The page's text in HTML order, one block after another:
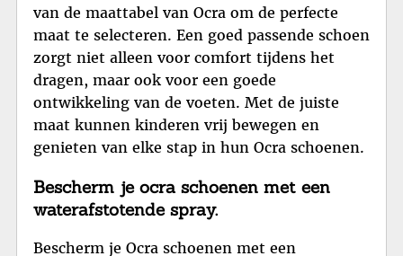
van de maattabel van Ocra om de perfecte
maat te selecteren. Een goed passende schoen
zorgt niet alleen voor comfort tijdens het
dragen, maar ook voor een goede
ontwikkeling van de voeten. Met de juiste
maat kunnen kinderen vrij bewegen en
genieten van elke stap in hun Ocra schoenen.
Bescherm je ocra schoenen met een
waterafstotende spray.
Bescherm je Ocra schoenen met een